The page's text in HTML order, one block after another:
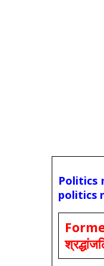
Politics
politics